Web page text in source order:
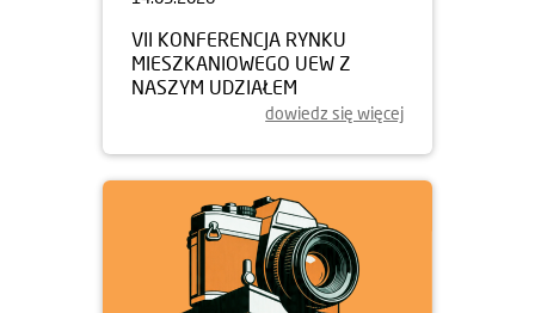
VII KONFERENCJA RYNKU
MIESZKANIOWEGO UEW Z
NASZYM UDZIAŁEM
dowiedz się więcej